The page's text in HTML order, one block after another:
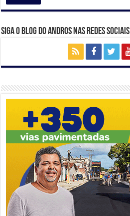
Siga o Blog do Andros nas Redes Sociais